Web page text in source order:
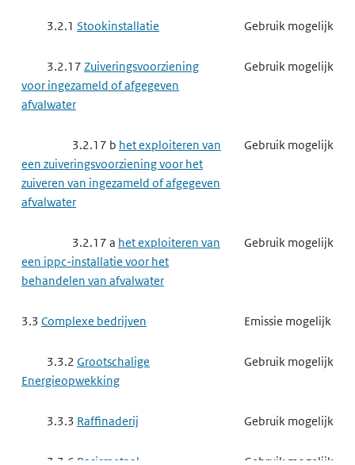
3.3.9 Complexe papierindustrie,
Emissie mogelijk
3.3.9 ahet exploiteren van
een ippc-installatie voor het maken
oriented strand board, spaanplaat of
vezelplaat van hout
3.3.10
3.3.10 ahet verwijderen of
nuttig toepassen van gevaarlijke
van gevaarlijke afvalstoffen
opslaan van gevaarlijke afvalstoffen
3.2.1 Stookinstallatie Gebruik mogelijk
3.2.17 Zuiveringsvoorziening
voor ingezameld of afgegeven
afvalwater
Gebruik mogelijk
3.2.17 b het exploiteren van
een zuiveringsvoorziening voor het
zuiveren van ingezameld of afgegeven
afvalwater
Gebruik mogelijk
3.2.17 a het exploiteren van
een ippc-installatie voor het
behandelen van afvalwater
Gebruik mogelijk
3.3 Complexe bedrijven Emissie mogelijk
3.3.2 Grootschalige
Energieopwekking
Gebruik mogelijk
3.3.3 Raffinaderij Gebruik mogelijk
3.3.6 Basismetaal Gebruik mogelijk